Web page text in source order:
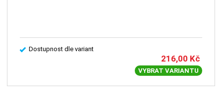
Dostupnost dle variant
216,00 Kč
VYBRAT VARIANTU